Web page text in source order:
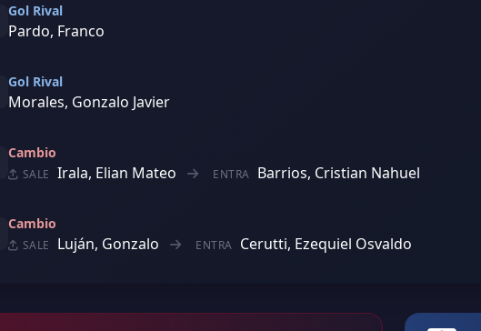
Gol Rival
Pardo, Franco
Gol Rival
Morales, Gonzalo Javier
Cambio
SALE Irala, Elian Mateo ENTRA Barrios, Cristian Nahuel
Cambio
SALE Luján, Gonzalo ENTRA Cerutti, Ezequiel Osvaldo